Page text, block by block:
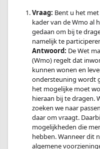
Vraag: Bent u het
kader van de Wmo al
gedaan om bij te
namelijk te
Antwoord: De Wet
(Wmo) regelt dat
kunnen wonen en
ondersteuning wordt
het mogelijke moet
hieraan bij te dragen.
zoeken we naar
daar om vraagt.
mogelijkheden die
hebben. Wanneer dit
algemene